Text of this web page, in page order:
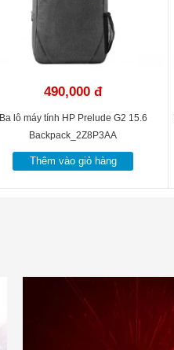
490,000 đ
Ba lô máy tính HP Prelude G2 15.6
Backpack_2Z8P3AA
Thêm vào giỏ hàng